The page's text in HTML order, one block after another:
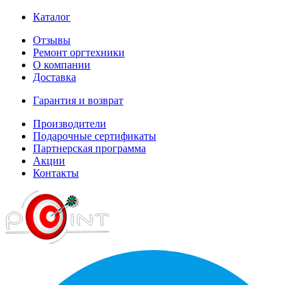
Каталог
Отзывы
Ремонт оргтехники
О компании
Доставка
Гарантия и возврат
Производители
Подарочные сертификаты
Партнерская программа
Акции
Контакты